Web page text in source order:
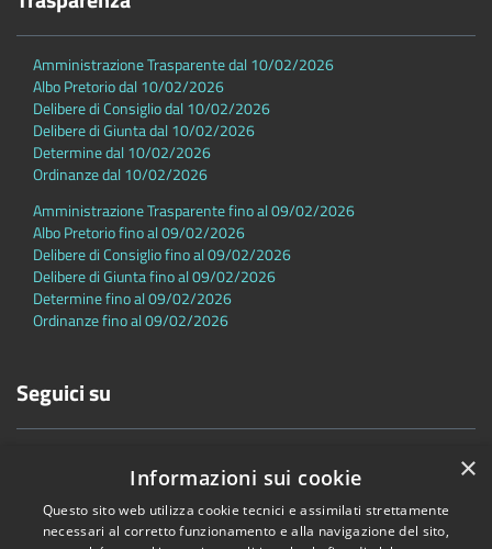
Amministrazione Trasparente dal 10/02/2026
Albo Pretorio dal 10/02/2026
Delibere di Consiglio dal 10/02/2026
Delibere di Giunta dal 10/02/2026
Determine dal 10/02/2026
Ordinanze dal 10/02/2026
Amministrazione Trasparente fino al 09/02/2026
Albo Pretorio fino al 09/02/2026
Delibere di Consiglio fino al 09/02/2026
Delibere di Giunta fino al 09/02/2026
Determine fino al 09/02/2026
Ordinanze fino al 09/02/2026
Seguici su
×
Informazioni sui cookie
Questo sito web utilizza cookie tecnici e assimilati strettamente
necessari al corretto funzionamento e alla navigazione del sito,